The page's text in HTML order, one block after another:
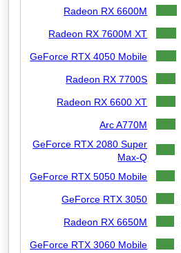
Radeon RX 6600M
Radeon RX 7600M XT
GeForce RTX 4050 Mobile
Radeon RX 7700S
Radeon RX 6600 XT
Arc A770M
GeForce RTX 2080 Super
Max-Q
GeForce RTX 5050 Mobile
GeForce RTX 3050
Radeon RX 6650M
GeForce RTX 3060 Mobile